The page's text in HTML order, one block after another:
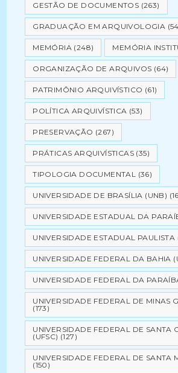
GESTÃO DE DOCUMENTOS (263)
GRADUAÇÃO EM ARQUIVOLOGIA
MEMÓRIA (248) MEMÓRIA
ORGANIZAÇÃO DE ARQUIVOS (64)
PATRIMÔNIO ARQUIVÍSTICO (61)
POLÍTICA ARQUIVÍSTICA (53)
PRESERVAÇÃO (267)
PRÁTICAS ARQUIVÍSTICAS (35)
TIPOLOGIA DOCUMENTAL (36)
UNIVERSIDADE DE BRASÍLIA (UNB)
UNIVERSIDADE ESTADUAL DA
UNIVERSIDADE ESTADUAL PAULISTA
UNIVERSIDADE FEDERAL DA BAHIA
UNIVERSIDADE FEDERAL DA
UNIVERSIDADE FEDERAL DE MINAS
(173)
UNIVERSIDADE FEDERAL DE SANTA
(UFSC) (127)
UNIVERSIDADE FEDERAL DE SANTA
(150)